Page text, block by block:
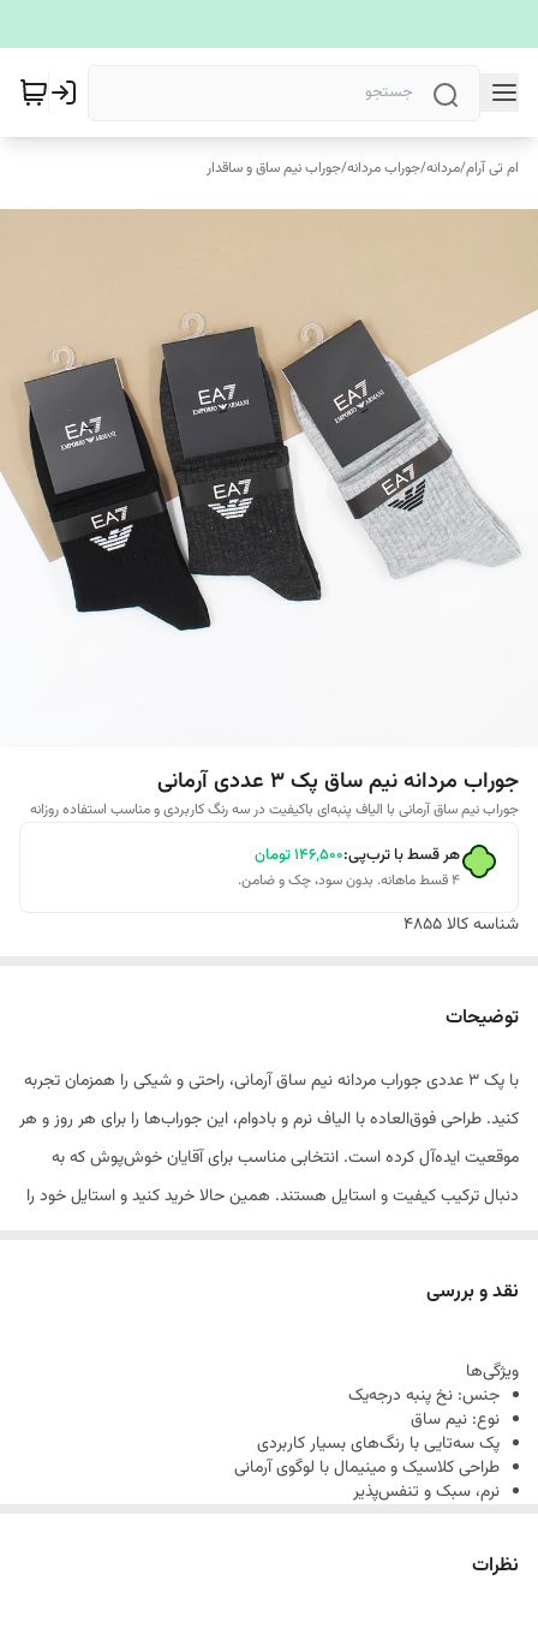
ام تی آرام/مردانه/جوراب مردانه/جوراب نیم ساق و ساقدار
جوراب مردانه نیم ساق پک 3 عددی آرمانی
جوراب نیم‌ ساق آرمانی با الیاف پنبه‌ای باکیفیت در سه رنگ کاربردی و مناسب استفاده روزانه
هر قسط با ترب‌پی:۱۴۶٬۵۰۰تومان
۴ قسط ماهانه. بدون سود، چک و ضامن.
شناسه کالا4855
توضیحات
با پک 3 عددی جوراب مردانه نیم ساق آرمانی، راحتی و شیکی را همزمان تجربه
کنید. طراحی فوق‌العاده با الیاف نرم و بادوام، این جوراب‌ها را برای هر روز و هر
موقعیت ایده‌آل کرده است. انتخابی مناسب برای آقایان خوش‌پوش که به
دنبال ترکیب کیفیت و استایل هستند. همین حالا خرید کنید و استایل خود را
نقد و بررسی
ویژگی‌ها
جنس: نخ پنبه درجه‌یک
نوع: نیم‌ ساق
پک سه‌تایی با رنگ‌های بسیار کاربردی
طراحی کلاسیک و مینیمال با لوگوی آرمانی
نرم، سبک و تنفس‌پذیر
دوام بالا و دوخت تمیز
نظرات